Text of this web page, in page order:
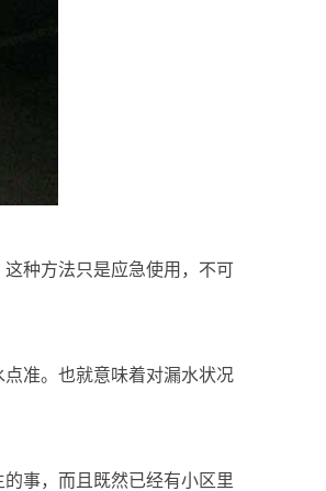
种方法只是应急使用，不可
准。也就意味着对漏水状况
事，而且既然已经有小区里